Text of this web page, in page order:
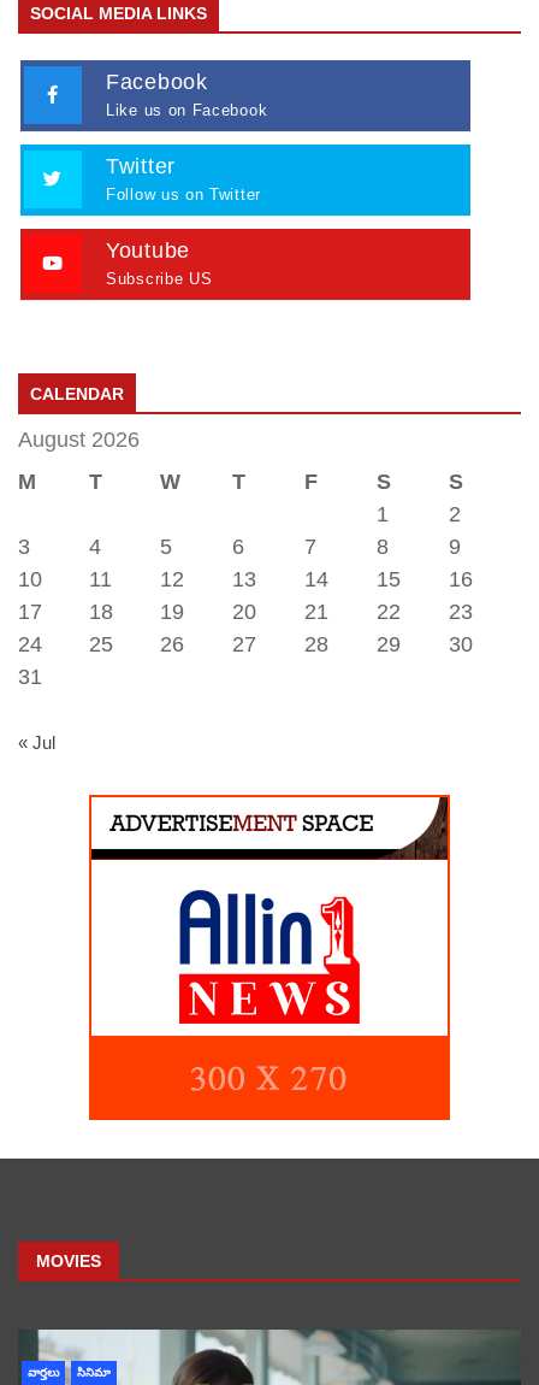
SOCIAL MEDIA LINKS
Facebook
Like us on Facebook
Twitter
Follow us on Twitter
Youtube
Subscribe US
CALENDAR
August 2026
M
T W T F S
S
1
2
3
4 5 6 7 8
9
10
11 12 13 14 15
16
17
18 19 20 21 22
23
24
25 26 27 28 29
30
31
« Jul
MOVIES
వార్తలు సినిమా